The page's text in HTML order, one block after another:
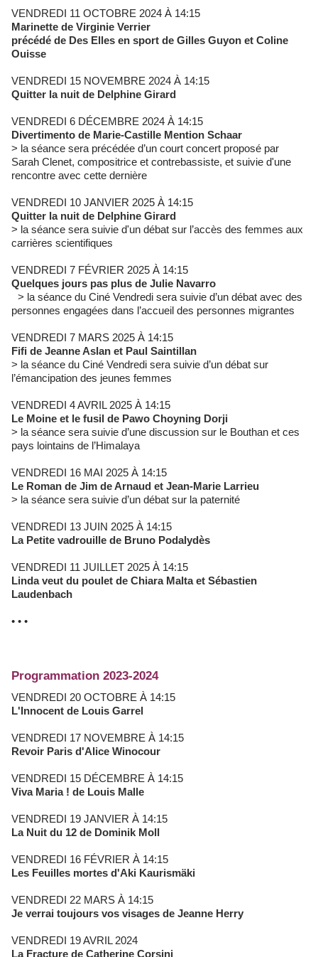
VENDREDI 11 OCTOBRE 2024 À 14:15
Marinette de Virginie Verrier
précédé de Des Elles en sport de Gilles Guyon et Coline
Ouisse
VENDREDI 15 NOVEMBRE 2024 À 14:15
Quitter la nuit de Delphine Girard
VENDREDI 6 DÉCEMBRE 2024 À 14:15
Divertimento de Marie-Castille Mention Schaar
> la séance sera précédée d’un court concert proposé par
Sarah Clenet, compositrice et contrebassiste, et suivie d'une
rencontre avec cette dernière
VENDREDI 10 JANVIER 2025 À 14:15
Quitter la nuit de Delphine Girard
> la séance sera suivie d'un débat sur l’accès des femmes aux
carrières scientifiques
VENDREDI 7 FÉVRIER 2025 À 14:15
Quelques jours pas plus de Julie Navarro
> la séance du Ciné Vendredi sera suivie d’un débat avec des
personnes engagées dans l’accueil des personnes migrantes
VENDREDI 7 MARS 2025 À 14:15
Fifi de Jeanne Aslan et Paul Saintillan
> la séance du Ciné Vendredi sera suivie d’un débat sur
l’émancipation des jeunes femmes
VENDREDI 4 AVRIL 2025 À 14:15
Le Moine et le fusil de Pawo Choyning Dorji
> la séance sera suivie d’une discussion sur le Bouthan et ces
pays lointains de l’Himalaya
VENDREDI 16 MAI 2025 À 14:15
Le Roman de Jim de Arnaud et Jean-Marie Larrieu
> la séance sera suivie d’un débat sur la paternité
VENDREDI 13 JUIN 2025 À 14:15
La Petite vadrouille de Bruno Podalydès
VENDREDI 11 JUILLET 2025 À 14:15
Linda veut du poulet de Chiara Malta et Sébastien
Laudenbach
• • •
Programmation 2023-2024
VENDREDI 20 OCTOBRE À 14:15
L'Innocent de Louis Garrel
VENDREDI 17 NOVEMBRE À 14:15
Revoir Paris d'Alice Winocour
VENDREDI 15 DÉCEMBRE À 14:15
Viva Maria ! de Louis Malle
VENDREDI 19 JANVIER À 14:15
La Nuit du 12 de Dominik Moll
VENDREDI 16 FÉVRIER À 14:15
Les Feuilles mortes d'Aki Kaurismäki
VENDREDI 22 MARS À 14:15
Je verrai toujours vos visages de Jeanne Herry
VENDREDI 19 AVRIL 2024
La Fracture de Catherine Corsini